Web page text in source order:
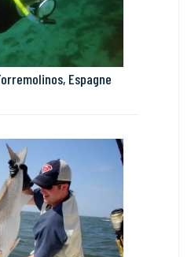
Espagne